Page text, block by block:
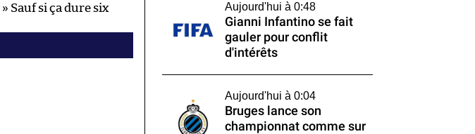
» Sauf si ça dure six
Aujourd'hui à 0:48
Gianni Infantino se fait
gauler pour conflit
d'intérêts
Aujourd'hui à 0:04
Bruges lance son
championnat comme sur